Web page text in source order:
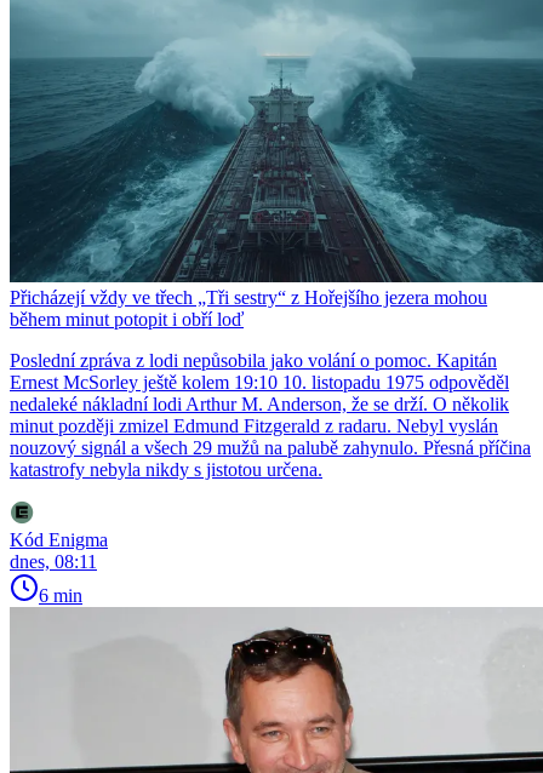
Přicházejí vždy ve třech „Tři sestry“ z Hořejšího jezera mohou
během minut potopit i obří loď
Poslední zpráva z lodi nepůsobila jako volání o pomoc. Kapitán
Ernest McSorley ještě kolem 19:10 10. listopadu 1975 odpověděl
nedaleké nákladní lodi Arthur M. Anderson, že se drží. O několik
minut později zmizel Edmund Fitzgerald z radaru. Nebyl vyslán
nouzový signál a všech 29 mužů na palubě zahynulo. Přesná příčina
katastrofy nebyla nikdy s jistotou určena.
Kód Enigma
dnes, 08:11
6 min